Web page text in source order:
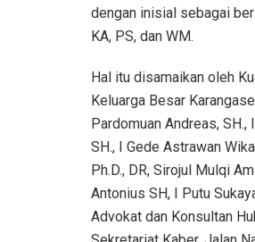
dengan inisial sebagai
KA, PS, dan WM.
Hal itu disamaikan oleh
Keluarga Besar
Pardomuan Andreas, SH.,
SH., I Gede Astrawan
Ph.D., DR, Sirojul Mulqi
Antonius SH, I Putu
Advokat dan Konsultan